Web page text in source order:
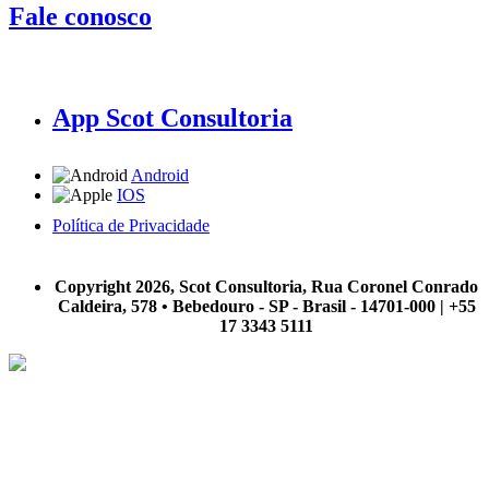
Fale conosco
App Scot Consultoria
Android
IOS
Política de Privacidade
Copyright 2026, Scot Consultoria, Rua Coronel Conrado
Caldeira, 578 • Bebedouro - SP - Brasil - 14701-000 | +55
17 3343 5111